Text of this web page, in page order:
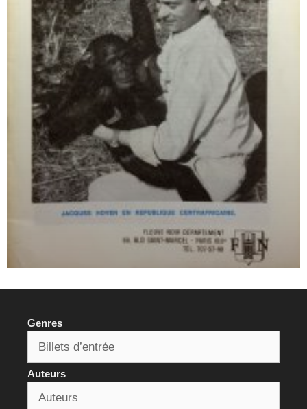
Genres
Auteurs